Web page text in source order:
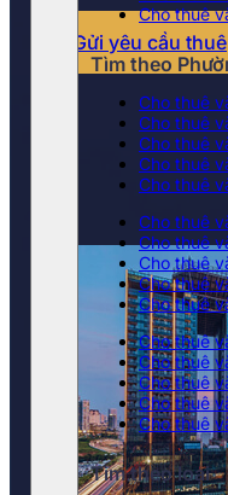
Cho thuê
Tìm theo
Cho thuê
Cho thuê
Cho thuê
Cho thuê
Cho thuê
Cho thuê
Cho thuê
Cho thuê
Cho thuê
Cho thuê
Cho thuê
Cho thuê
Cho thuê
Cho thuê
Cho thuê
Tìm theo loại
Gửi yêu cầu thuê